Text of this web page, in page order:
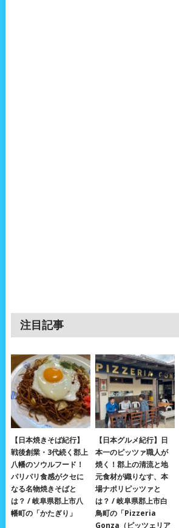
注目記事
【日本焼きそば紀行】
戦後創業・3代続く郡上
八幡のソウルフード！
パリパリ食感がクセに
なる名物焼きそばと
は？ / 岐阜県郡上市八
幡町の「かたぎり」
【日本グルメ紀行】日
本一のピッツァ職人が
焼く！郡上の清流と地
元食材が織りなす、本
場ナポリピッツァと
は？ / 岐阜県郡上市白
鳥町の「Pizzeria
Gonza（ピッツェリア